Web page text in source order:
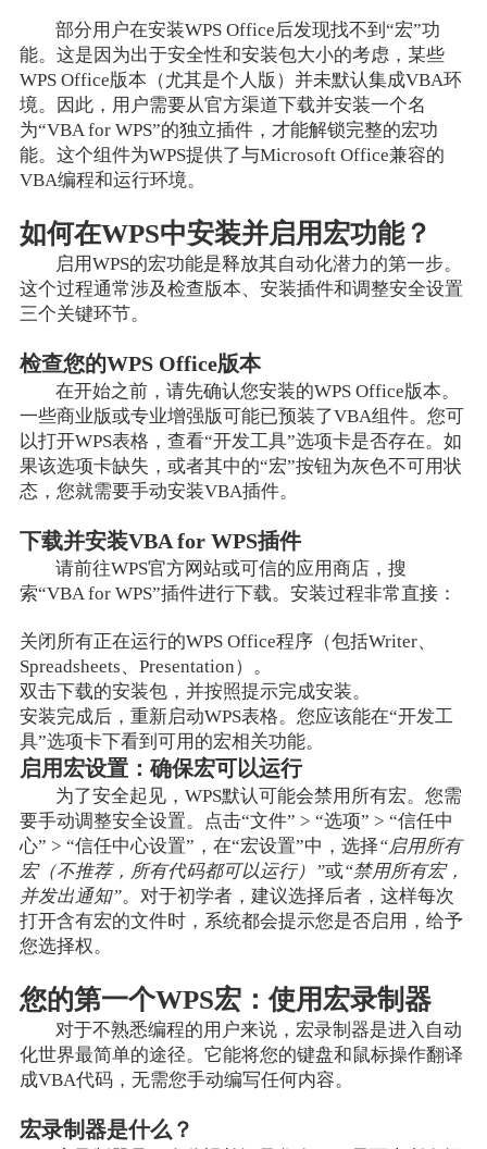
部分用户在安装WPS Office后发现找不到“宏”功
能。这是因为出于安全性和安装包大小的考虑，某些
WPS Office版本（尤其是个人版）并未默认集成VBA环
境。因此，用户需要从官方渠道下载并安装一个名
为“VBA for WPS”的独立插件，才能解锁完整的宏功
能。这个组件为WPS提供了与Microsoft Office兼容的
VBA编程和运行环境。
如何在WPS中安装并启用宏功能？
启用WPS的宏功能是释放其自动化潜力的第一步。
这个过程通常涉及检查版本、安装插件和调整安全设置
三个关键环节。
检查您的WPS Office版本
在开始之前，请先确认您安装的WPS Office版本。
一些商业版或专业增强版可能已预装了VBA组件。您可
以打开WPS表格，查看“开发工具”选项卡是否存在。如
果该选项卡缺失，或者其中的“宏”按钮为灰色不可用状
态，您就需要手动安装VBA插件。
下载并安装VBA for WPS插件
请前往WPS官方网站或可信的应用商店，搜
索“VBA for WPS”插件进行下载。安装过程非常直接：
关闭所有正在运行的WPS Office程序（包括Writer、
Spreadsheets、Presentation）。
双击下载的安装包，并按照提示完成安装。
安装完成后，重新启动WPS表格。您应该能在“开发工
具”选项卡下看到可用的宏相关功能。
启用宏设置：确保宏可以运行
为了安全起见，WPS默认可能会禁用所有宏。您需
要手动调整安全设置。点击“文件” > “选项” > “信任中
心” > “信任中心设置”，在“宏设置”中，选择“启用所有
宏（不推荐，所有代码都可以运行）”或“禁用所有宏，
并发出通知”。对于初学者，建议选择后者，这样每次
打开含有宏的文件时，系统都会提示您是否启用，给予
您选择权。
您的第一个WPS宏：使用宏录制器
对于不熟悉编程的用户来说，宏录制器是进入自动
化世界最简单的途径。它能将您的键盘和鼠标操作翻译
成VBA代码，无需您手动编写任何内容。
宏录制器是什么？